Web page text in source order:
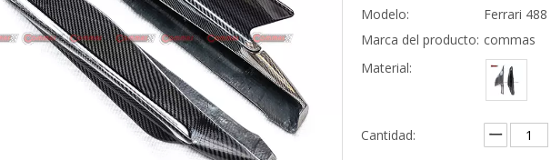
Modelo:
Ferrari 488
Marca del producto: commas
Material:
Cantidad: